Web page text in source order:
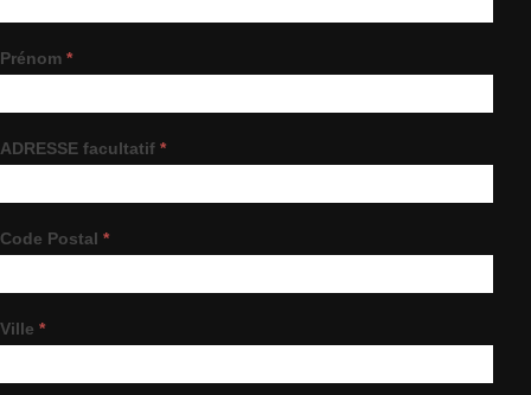
Devis
Prénom *
ADRESSE facultatif *
Code Postal *
Ville *